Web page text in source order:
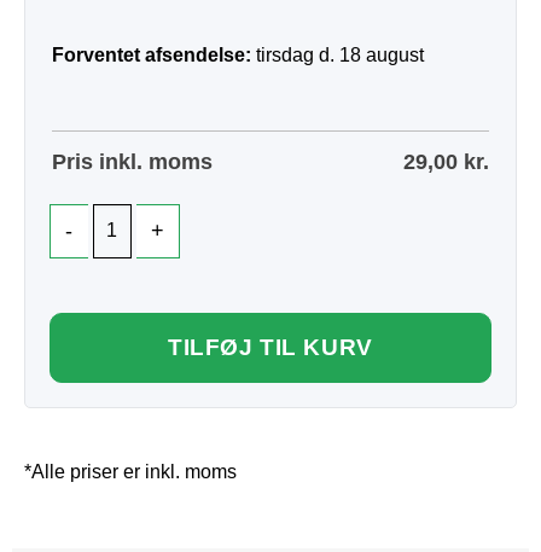
Forventet afsendelse: tirsdag d. 18 august
Pris inkl. moms 29,00 kr.
TILFØJ TIL KURV
*Alle priser er inkl. moms